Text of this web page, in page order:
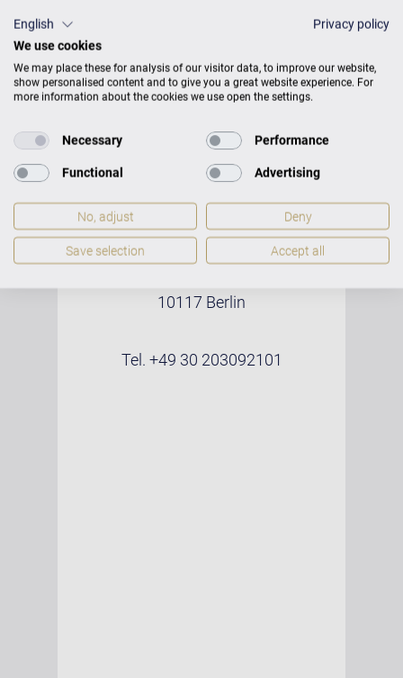
Международном фортепианном
конкурсе в Орлеане (Франция), став
единственным финалистом,
завоевавшим четыре главных
работает в Берлине.
Konzerthaus Berlin - Kleiner Saal
10117 Berlin
Tel. +49 30 203092101
English
Privacy policy
We use cookies
We may place these for analysis of our visitor data, to improve our website,
show personalised content and to give you a great website experience. For
more information about the cookies we use open the settings.
Necessary Performance
Functional Advertising
No, adjust Deny
Save selection Accept all